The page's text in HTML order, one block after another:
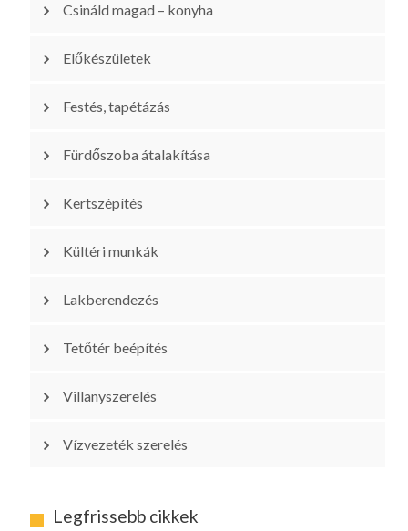
Csináld magad – konyha
Előkészületek
Festés, tapétázás
Fürdőszoba átalakítása
Kertszépítés
Kültéri munkák
Lakberendezés
Tetőtér beépítés
Villanyszerelés
Vízvezeték szerelés
Legfrissebb cikkek